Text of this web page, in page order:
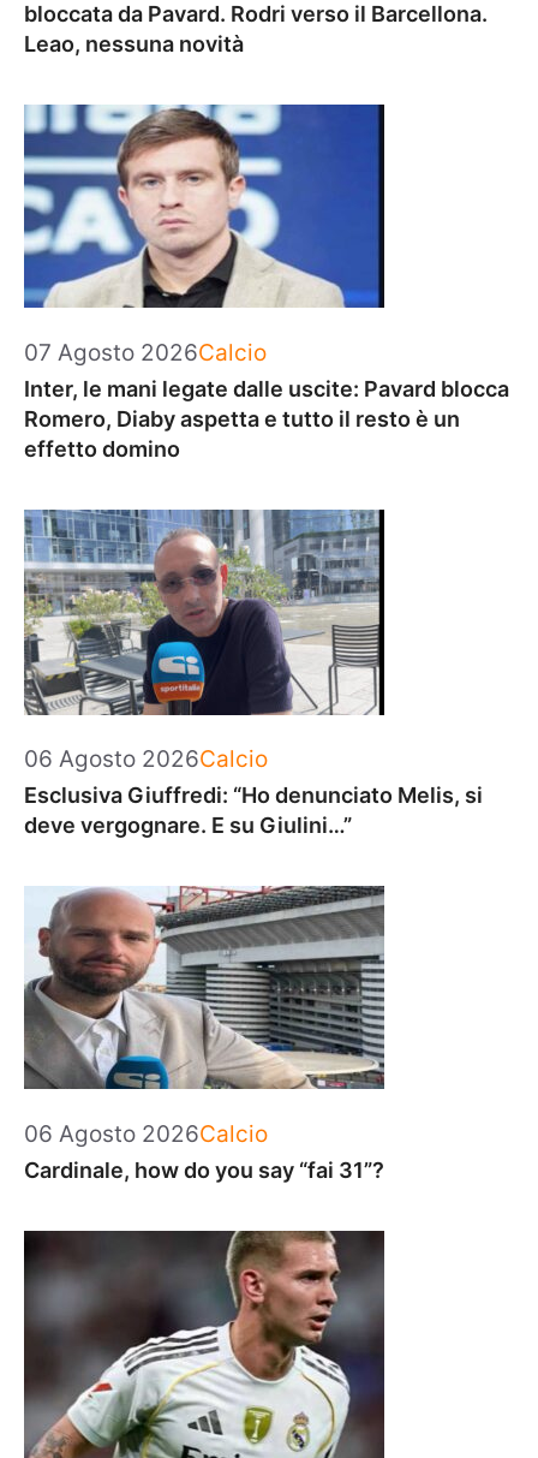
bloccata da Pavard. Rodri verso il Barcellona.
Leao, nessuna novità
07 Agosto 2026Categorie
Calcio
Inter, le mani legate dalle uscite: Pavard blocca
Romero, Diaby aspetta e tutto il resto è un
effetto domino
06 Agosto 2026Categorie
Calcio
Esclusiva Giuffredi: “Ho denunciato Melis, si
deve vergognare. E su Giulini…”
06 Agosto 2026Categorie
Calcio
Cardinale, how do you say “fai 31”?